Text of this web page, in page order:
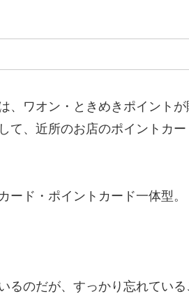
ワオン・ときめきポイント
て、近所のお店のポイントカ
ド・ポイントカード一体型。
のだが、すっかり忘れている